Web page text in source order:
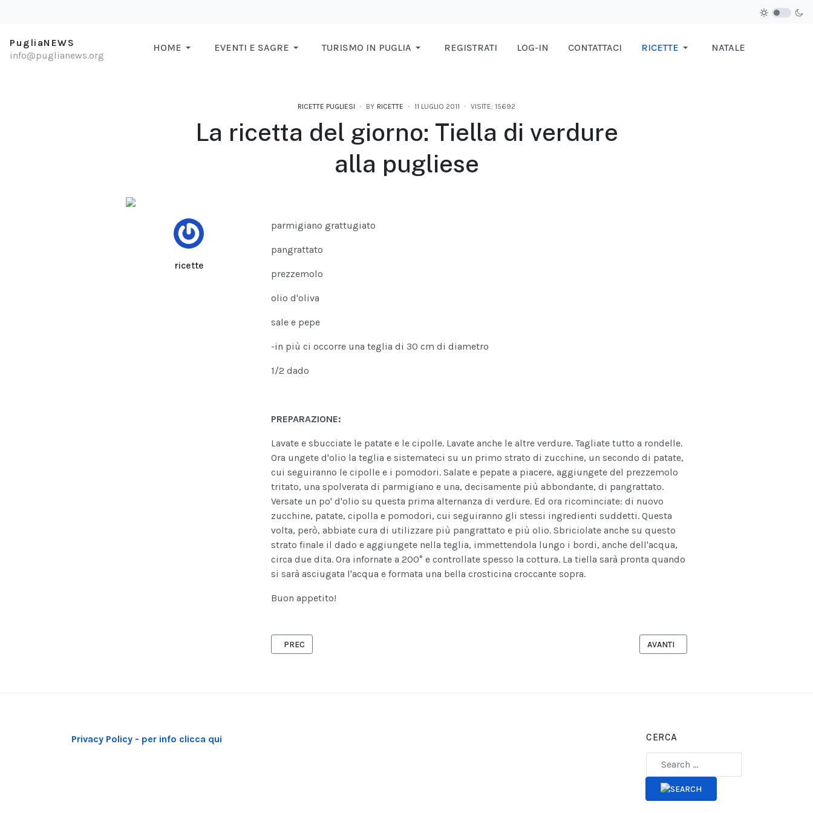
PugliaNEWS
info@puglianews.org
HOME EVENTI E SAGRE TURISMO IN PUGLIA REGISTRATI LOG-IN CONTATTACI RICETTE NATALE
RICETTE PUGLIESI BY RICETTE 11 LUGLIO 2011 VISITE: 15692
La ricetta del giorno: Tiella di verdure
alla pugliese
ricette
parmigiano grattugiato
pangrattato
prezzemolo
olio d'oliva
sale e pepe
-in più ci occorre una teglia di 30 cm di diametro
1/2 dado
PREPARAZIONE:
Lavate e sbucciate le patate e le cipolle. Lavate anche le altre verdure. Tagliate tutto a rondelle.
Ora ungete d'olio la teglia e sistemateci su un primo strato di zucchine, un secondo di patate,
cui seguiranno le cipolle e i pomodori. Salate e pepate a piacere, aggiungete del prezzemolo
tritato, una spolverata di parmigiano e una, decisamente più abbondante, di pangrattato.
Versate un po' d'olio su questa prima alternanza di verdure. Ed ora ricominciate: di nuovo
zucchine, patate, cipolla e pomodori, cui seguiranno gli stessi ingredienti suddetti. Questa
volta, però, abbiate cura di utilizzare più pangrattato e più olio. Sbriciolate anche su questo
strato finale il dado e aggiungete nella teglia, immettendola lungo i bordi, anche dell'acqua,
circa due dita. Ora infornate a 200° e controllate spesso la cottura. La tiella sarà pronta quando
si sarà asciugata l'acqua e formata una bella crosticina croccante sopra.
Buon appetito!
ARTICOLO PRECEDENTE: LA RICETTA DEL GIORNO: SPAGHETTI CON LE COZZE
PREC ARTICOLO SUCCESSIVO: LA RICETTA DI
AVANTI
Privacy Policy - per info clicca qui CERCA